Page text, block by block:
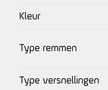
Kleur
Type remmen
Type versnellingen